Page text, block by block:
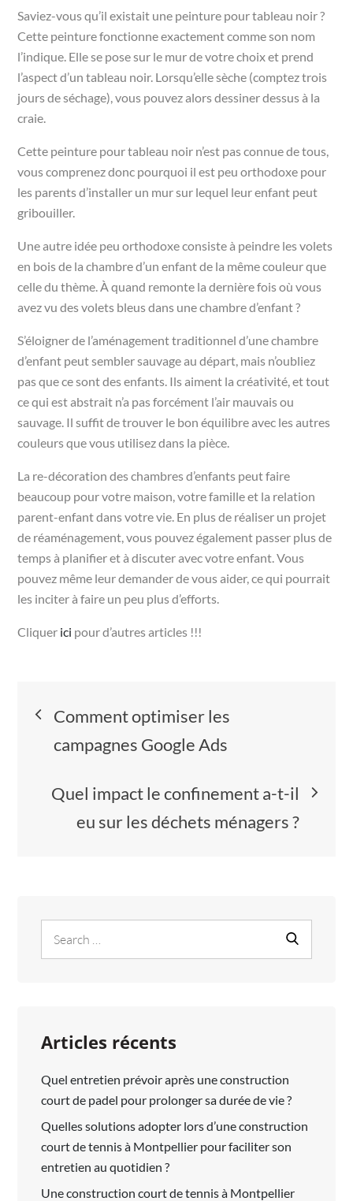
Saviez-vous qu’il existait une peinture pour tableau noir ?
Cette peinture fonctionne exactement comme son nom
l’indique. Elle se pose sur le mur de votre choix et prend
l’aspect d’un tableau noir. Lorsqu’elle sèche (comptez trois
jours de séchage), vous pouvez alors dessiner dessus à la
craie.
Cette peinture pour tableau noir n’est pas connue de tous,
vous comprenez donc pourquoi il est peu orthodoxe pour
les parents d’installer un mur sur lequel leur enfant peut
gribouiller.
Une autre idée peu orthodoxe consiste à peindre les volets
en bois de la chambre d’un enfant de la même couleur que
celle du thème. À quand remonte la dernière fois où vous
avez vu des volets bleus dans une chambre d’enfant ?
S’éloigner de l’aménagement traditionnel d’une chambre
d’enfant peut sembler sauvage au départ, mais n’oubliez
pas que ce sont des enfants. Ils aiment la créativité, et tout
ce qui est abstrait n’a pas forcément l’air mauvais ou
sauvage. Il suffit de trouver le bon équilibre avec les autres
couleurs que vous utilisez dans la pièce.
La re-décoration des chambres d’enfants peut faire
beaucoup pour votre maison, votre famille et la relation
parent-enfant dans votre vie. En plus de réaliser un projet
de réaménagement, vous pouvez également passer plus de
temps à planifier et à discuter avec votre enfant. Vous
pouvez même leur demander de vous aider, ce qui pourrait
les inciter à faire un peu plus d’efforts.
Cliquer ici pour d’autres articles !!!
Navigation
de
l’article
Comment optimiser les
campagnes Google Ads
Quel impact le confinement a-t-il
eu sur les déchets ménagers ?
for:
Articles récents
Quel entretien prévoir après une construction
court de padel pour prolonger sa durée de vie ?
Quelles solutions adopter lors d’une construction
court de tennis à Montpellier pour faciliter son
entretien au quotidien ?
Une construction court de tennis à Montpellier